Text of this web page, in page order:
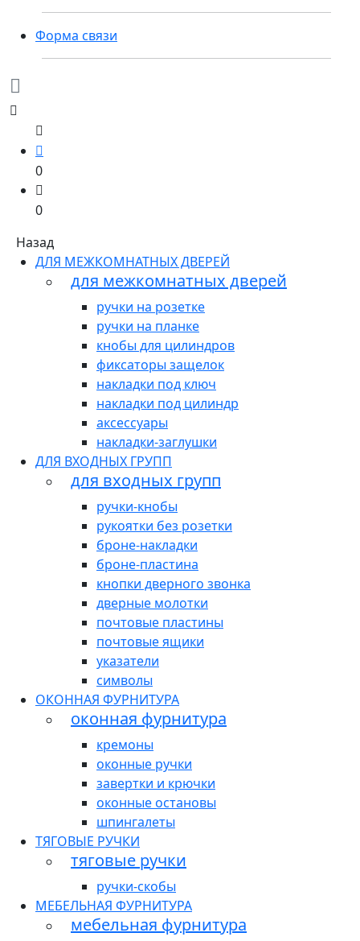
Форма связи
0
0
Назад
ДЛЯ МЕЖКОМНАТНЫХ ДВЕРЕЙ
для межкомнатных дверей
ручки на розетке
ручки на планке
кнобы для цилиндров
фиксаторы защелок
накладки под ключ
накладки под цилиндр
аксессуары
накладки-заглушки
ДЛЯ ВХОДНЫХ ГРУПП
для входных групп
ручки-кнобы
рукоятки без розетки
броне-накладки
броне-пластина
кнопки дверного звонка
дверные молотки
почтовые пластины
почтовые ящики
указатели
символы
ОКОННАЯ ФУРНИТУРА
оконная фурнитура
кремоны
оконные ручки
завертки и крючки
оконные остановы
шпингалеты
ТЯГОВЫЕ РУЧКИ
тяговые ручки
ручки-скобы
МЕБЕЛЬНАЯ ФУРНИТУРА
мебельная фурнитура